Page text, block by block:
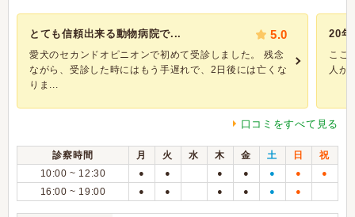
とても信頼出来る動物病院で... 5.0
愛犬のセカンドオピニオンで初めて受診しました。 残念
ながら、受診した時にはもう手遅れで、2日後には亡くな
りま...
20年
ここ
人が
口コミをすべて見る
診察時間 月 火 水 木 金 土 日
祝
10:00 ~ 12:30
● ● ● ● ● ● ●
16:00 ~ 19:00 ● ● ● ● ● ●